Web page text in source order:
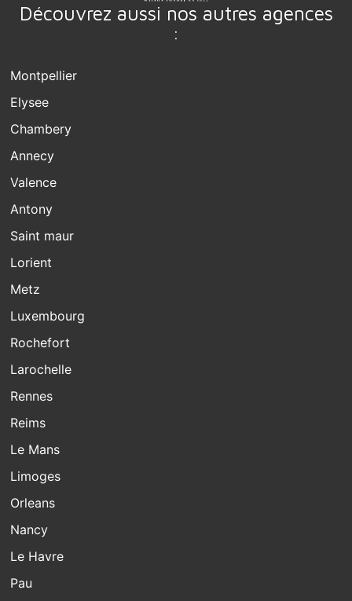
Découvrez aussi nos autres agences
:
Montpellier
Elysee
Chambery
Annecy
Valence
Antony
Saint maur
Lorient
Metz
Luxembourg
Rochefort
Larochelle
Rennes
Reims
Le Mans
Limoges
Orleans
Nancy
Le Havre
Pau